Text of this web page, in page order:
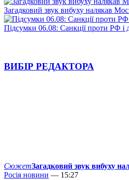
Загадковий звук вибуху налякав
Підсумки 06.08: Санкції проти РФ
ВИБІР РЕДАКТОРА
СюжетЗагадковий звук вибуху
Росія новини — 15:27